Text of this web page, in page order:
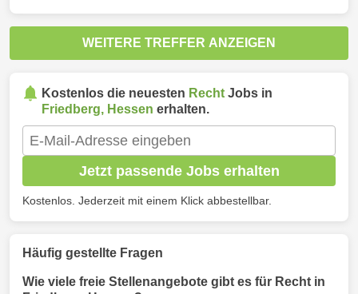
WEITERE TREFFER ANZEIGEN
Kostenlos die neuesten Recht Jobs in
Friedberg, Hessen erhalten.
Jetzt passende Jobs erhalten
Kostenlos. Jederzeit mit einem Klick abbestellbar.
Häufig gestellte Fragen
Wie viele freie Stellenangebote gibt es für Recht in